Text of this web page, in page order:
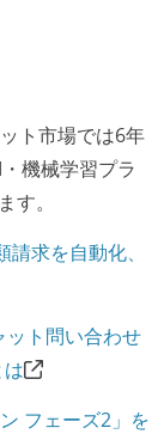
ト市場では6年
機械学習プラ
す。
求を自動化、
ット問い合わせ
フェーズ2」を